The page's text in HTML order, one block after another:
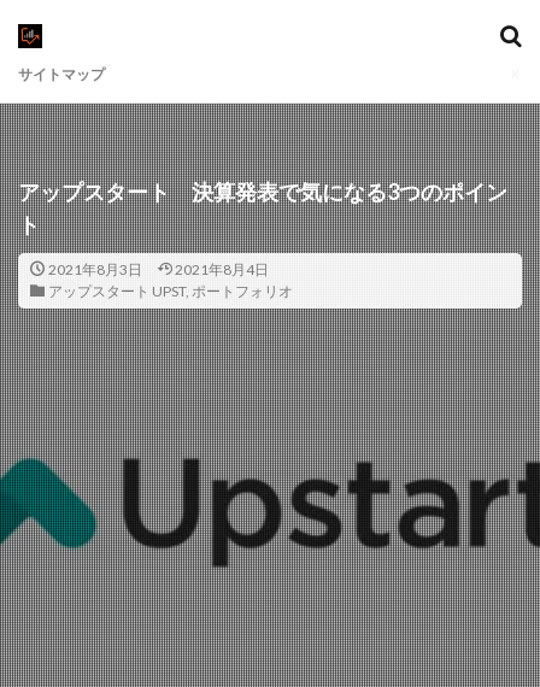
サイトマップ
アップスタート 決算発表で気になる3つのポイン
ト
2021年8月3日
2021年8月4日
アップスタート UPST, ポートフォリオ